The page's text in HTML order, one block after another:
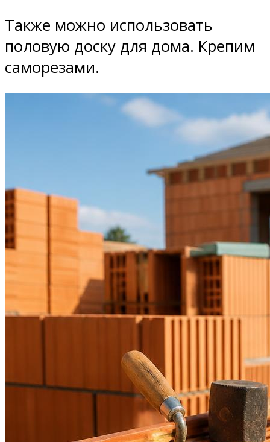
Также можно использовать
половую доску для дома. Крепим
саморезами.